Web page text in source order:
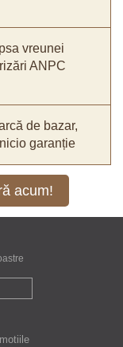
vreunei
ANPC
de bazar,
garanție
acum!